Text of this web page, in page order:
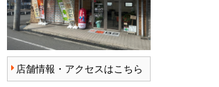
店舗情報・アクセスはこちら